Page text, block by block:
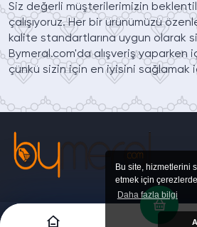
Bu site, hizmetlerini
etmek için
Daha fazla bilgi
Siz değerli müşterilerimizin
çalışıyoruz. Her bir ürünümüzü
kalite standartlarına uygun olarak
Bymeral.com'da alışveriş yaparken
çünkü sizin için en iyisini sağlamak
2021 @ Copyright Tüm Hakkı Saklıdır. IhaSHOP bir İha